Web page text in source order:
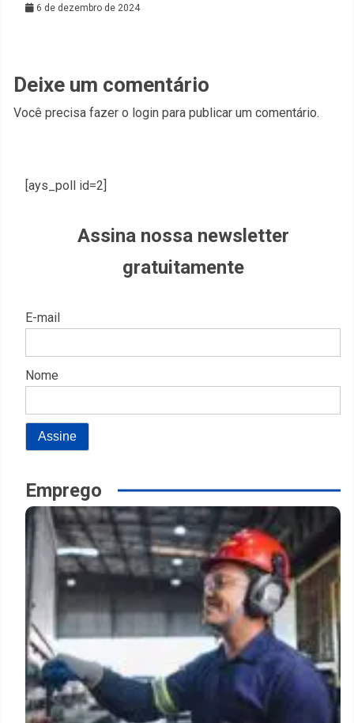
6 de dezembro de 2024
Deixe um comentário
Você precisa fazer o login para publicar um comentário.
[ays_poll id=2]
Assina nossa newsletter
gratuitamente
E-mail
Nome
Emprego